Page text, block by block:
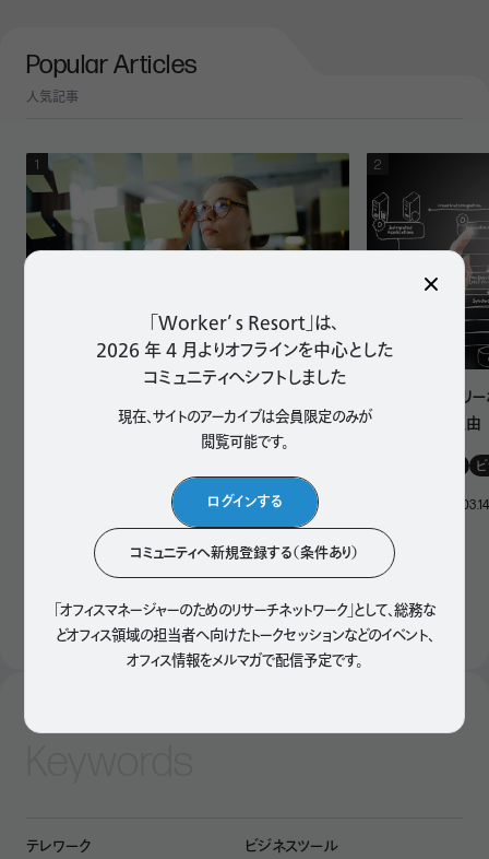
「Worker’ s Resort」は、
2026 年 4 月よりオフラインを中心とした
コミュニティへシフトしました
現在、サイトのアーカイブは会員限定のみが
閲覧可能です。
ログインする
コミュニティへ新規登録する（条件あり）
「オフィスマネージャーのためのリサーチネットワーク」として、総務な
どオフィス領域の担当者へ向けたトークセッションなどのイベント、
オフィス情報をメルマガで配信予定です。
本カラーチャートについては、商用であっても無料でご利用
頂けます。ご利用の際には、URL：
と「Worker’s Resort」の明記をお願い致します。
Popular Articles
人気記事
もっと見る
タスク管理ツール 「Trello（トレロ）」 を3年間使い
倒してみた！～導入時に大切な3つのこと～
ビジネスツール
Apple純正「フリ
目されている理由
, 2023.03.14
テレワーク ビジネスツール